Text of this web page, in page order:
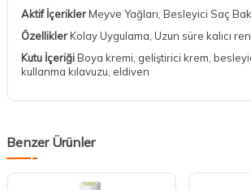
Aktif İçeriklerMeyve Yağları, Besleyici Saç
ÖzelliklerKolay Uygulama, Uzun süre kalıcı
Kutu İçeriğiBoya kremi, geliştirici krem,
kullanma kılavuzu, eldiven
Benzer Ürünler